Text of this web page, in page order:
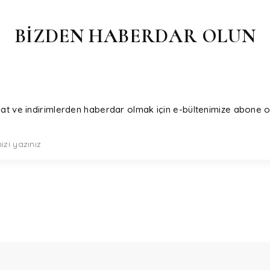
BİZDEN HABERDAR OLUN
ve indirimlerden haberdar olmak için e-bültenimize abone